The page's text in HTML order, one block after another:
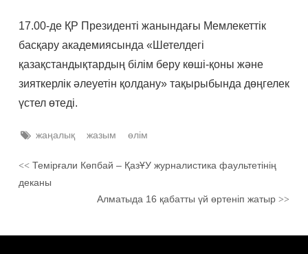
17.00-де ҚР Президенті жанындағы Мемлекеттік
басқару академиясында «Шетелдегі
қазақстандықтардың білім беру көші-қоны және
зияткерлік әлеуетін қолдану» тақырыбында дөңгелек
үстел өтеді.
жаңалық жазым өлім
<<Темірғали Көпбай – ҚазҰУ журналистика фаультетінің
деканы
Алматыда 16 қабатты үй өртеніп жатыр>>